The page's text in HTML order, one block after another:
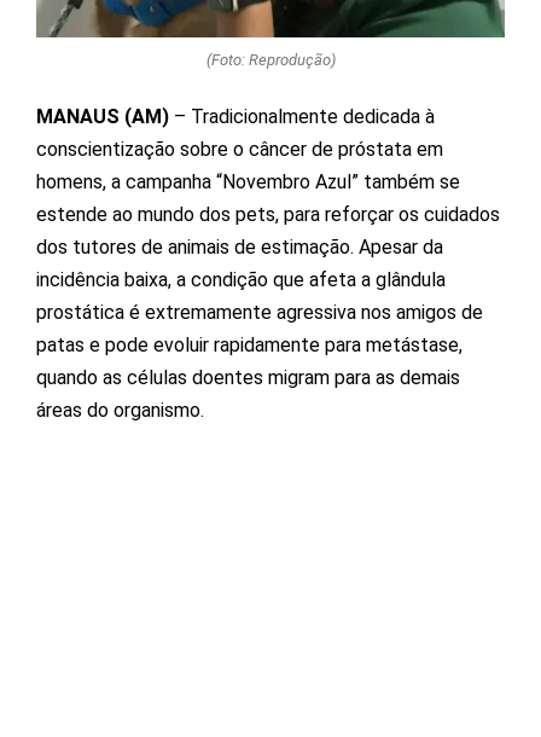
(Foto: Reprodução)
MANAUS (AM) – Tradicionalmente dedicada à
conscientização sobre o câncer de próstata em
homens, a campanha “Novembro Azul” também se
estende ao mundo dos pets, para reforçar os cuidados
dos tutores de animais de estimação. Apesar da
incidência baixa, a condição que afeta a glândula
prostática é extremamente agressiva nos amigos de
patas e pode evoluir rapidamente para metástase,
quando as células doentes migram para as demais
áreas do organismo.